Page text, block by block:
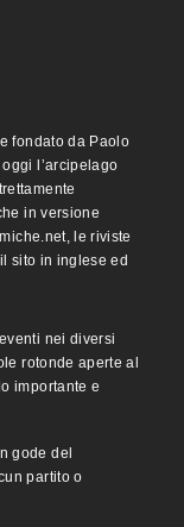
fondato da Paolo
l’arcipelago
in versione
le riviste
sito in inglese ed
nei diversi
rotonde aperte al
importante e
gode del
partito o